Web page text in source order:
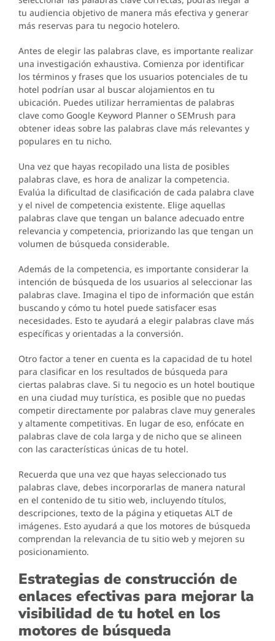
tu audiencia objetivo de manera más efectiva y generar
más reservas para tu negocio hotelero.
Antes de elegir las palabras clave, es importante realizar
una investigación exhaustiva. Comienza por identificar
los términos y frases que los usuarios potenciales de tu
hotel podrían usar al buscar alojamientos en tu
ubicación. Puedes utilizar herramientas de palabras
clave como Google Keyword Planner o SEMrush para
obtener ideas sobre las palabras clave más relevantes y
populares en tu nicho.
Una vez que hayas recopilado una lista de posibles
palabras clave, es hora de analizar la competencia.
Evalúa la dificultad de clasificación de cada palabra clave
y el nivel de competencia existente. Elige aquellas
palabras clave que tengan un balance adecuado entre
relevancia y competencia, priorizando las que tengan un
volumen de búsqueda considerable.
Además de la competencia, es importante considerar la
intención de búsqueda de los usuarios al seleccionar las
palabras clave. Imagina el tipo de información que están
buscando y cómo tu hotel puede satisfacer esas
necesidades. Esto te ayudará a elegir palabras clave más
específicas y orientadas a la conversión.
Otro factor a tener en cuenta es la capacidad de tu hotel
para clasificar en los resultados de búsqueda para
ciertas palabras clave. Si tu negocio es un hotel boutique
en una ciudad muy turística, es posible que no puedas
competir directamente por palabras clave muy generales
y altamente competitivas. En lugar de eso, enfócate en
palabras clave de cola larga y de nicho que se alineen
con las características únicas de tu hotel.
Recuerda que una vez que hayas seleccionado tus
palabras clave, debes incorporarlas de manera natural
en el contenido de tu sitio web, incluyendo títulos,
descripciones, texto de la página y etiquetas ALT de
imágenes. Esto ayudará a que los motores de búsqueda
comprendan la relevancia de tu sitio web y mejoren su
posicionamiento.
Estrategias de construcción de
enlaces efectivas para mejorar la
visibilidad de tu hotel en los
motores de búsqueda